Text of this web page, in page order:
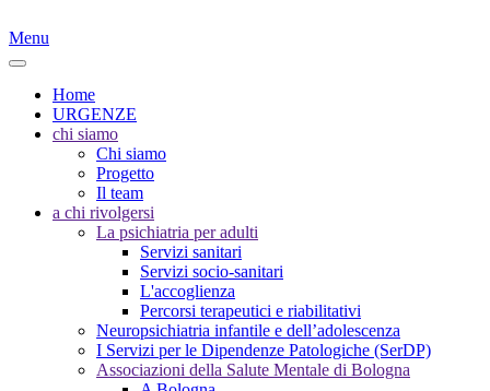
Menu
Home
URGENZE
chi siamo
Chi siamo
Progetto
Il team
a chi rivolgersi
La psichiatria per adulti
Servizi sanitari
Servizi socio-sanitari
L'accoglienza
Percorsi terapeutici e riabilitativi
Neuropsichiatria infantile e dell’adolescenza
I Servizi per le Dipendenze Patologiche (SerDP)
Associazioni della Salute Mentale di Bologna